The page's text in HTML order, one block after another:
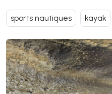
sports nautiques kayak